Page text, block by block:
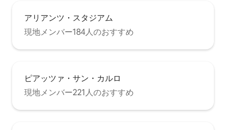
アリアンツ・スタジアム
現地メンバー184人のおすすめ
ピアッツァ・サン・カルロ
現地メンバー221人のおすすめ